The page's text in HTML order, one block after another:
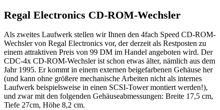
Regal Electronics CD-ROM-Wechsler
Als zweites Laufwerk stellen wir Ihnen den 4fach Speed CD-ROM-
Wechsler von Regal Electronics vor, der derzeit als Restposten zu
einem attraktiven Preis von 99 DM im Handel angeboten wird. Der
CDC-4x CD-ROM-Wechsler ist schon etwas älter, nämlich aus dem
Jahr 1995. Er kommt in einem externen beigefarbenen Gehäuse her
(und kann ohne größere mechanische Arbeiten nicht als internes
Laufwerk beispielsweise in einen SCSI-Tower montiert werden!),
und zwar mit den folgenden Gehäuseabmessungen: Breite 17,5 cm,
Tiefe 27cm, Höhe 8,2 cm.